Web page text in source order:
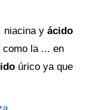
niacina y ácido
la ... en
úrico ya que